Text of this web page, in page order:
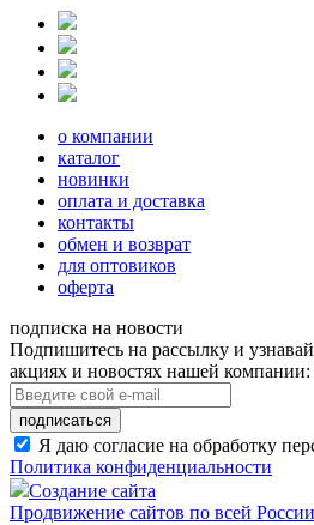
о компании
каталог
новинки
оплата и доставка
контакты
обмен и возврат
для оптовиков
оферта
подписка на новости
Подпишитесь на рассылку и
акциях и новостях нашей компании:
подписаться
Я даю согласие на обработку
Политика конфиденциальности
Создание сайта
Продвижение сайтов по всей России